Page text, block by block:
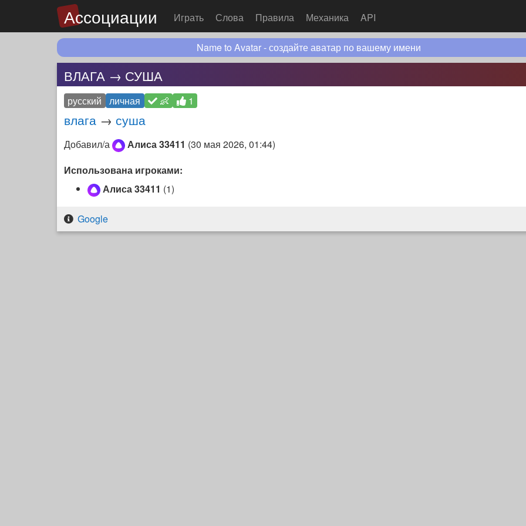
Ассоциации Играть Слова Правила Механика API
Name to Avatar - создайте аватар по вашему имени
ВЛАГА → СУША
русский личная 👶 1
влага → суша
Добавил/а Алиса 33411 (30 мая 2026, 01:44)
Использована игроками:
Алиса 33411 (1)
Google